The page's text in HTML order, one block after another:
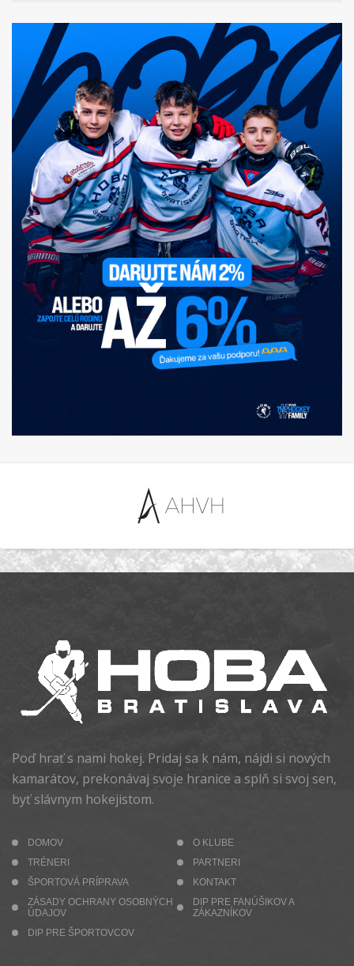
Poď hrať s nami hokej. Pridaj sa k nám, nájdi si nových
kamarátov, prekonávaj svoje hranice a splň si svoj sen,
byť slávnym hokejistom.
DOMOV
O KLUBE
TRÉNERI
PARTNERI
ŠPORTOVÁ PRÍPRAVA
KONTAKT
ZÁSADY OCHRANY OSOBNÝCH
ÚDAJOV
DIP PRE FANÚŠIKOV A
ZÁKAZNÍKOV
DIP PRE ŠPORTOVCOV